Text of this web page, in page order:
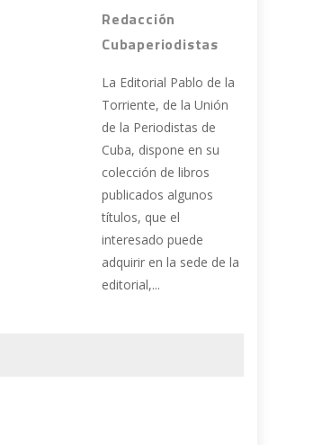
Redacción
Cubaperiodistas
La Editorial Pablo de la
Torriente, de la Unión
de la Periodistas de
Cuba, dispone en su
colección de libros
publicados algunos
títulos, que el
interesado puede
adquirir en la sede de la
editorial,...